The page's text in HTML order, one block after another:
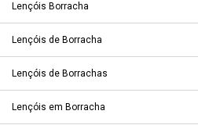
Lençóis Borracha
Lençóis de Borracha
Lençóis de Borrachas
Lençóis em Borracha